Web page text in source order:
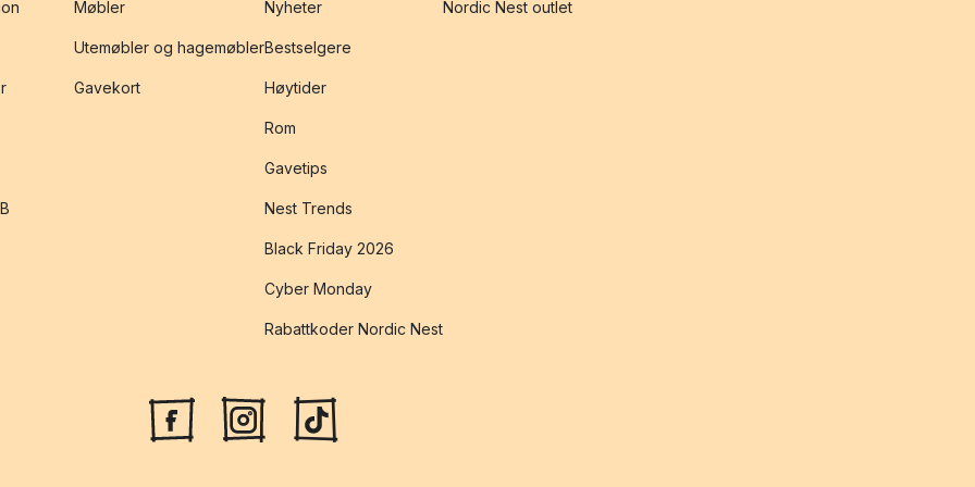
Møbler
Utemøbler og hagemøbler
Gavekort
Nyheter
Bestselgere
Høytider
Rom
Gavetips
Nest Trends
Black Friday 2026
Cyber Monday
Rabattkoder Nordic Nest
Nordic Nest outlet